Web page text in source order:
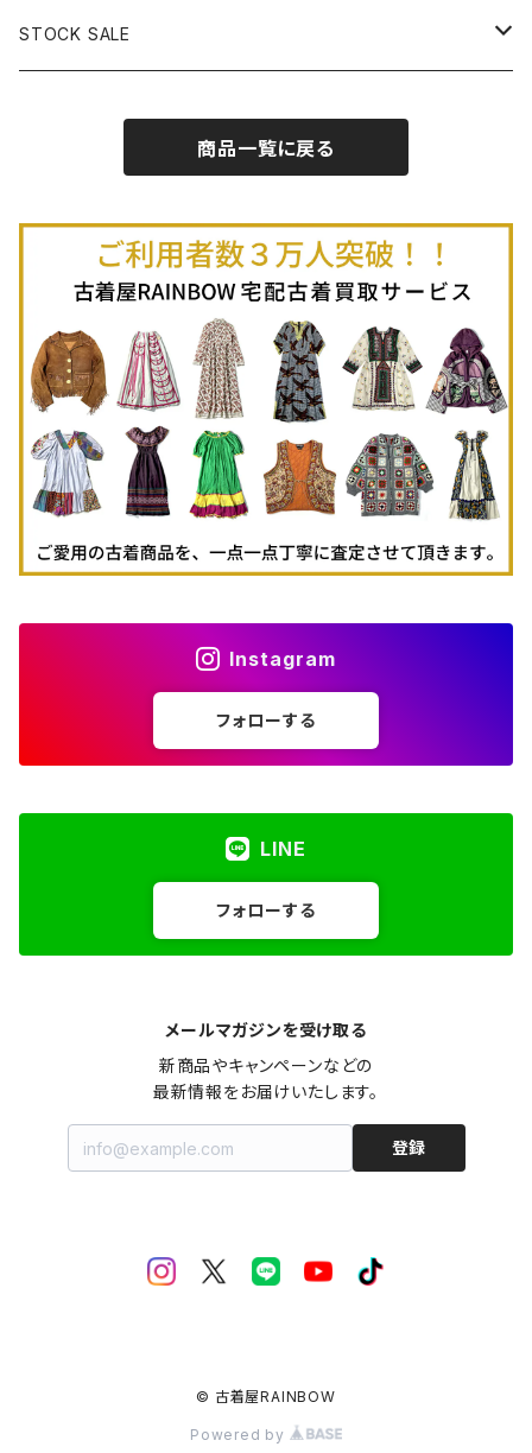
古着オーバーオール
古着半袖Ｔシャツ
古着キャミソール
古着ポロシャツ
古着長袖ポロシャツ
古着スウェット
古着パーカー
古着タンクトップ
古着ニットアウター
古着ヘビージャケット
古着羽織り
古着膝丈スカート (丈56-75cm)
古着ミニ丈スカート (丈56-75cm)
古着ロング丈パンツ
STOCK SALE
Autumn / Winter
商品一覧に戻る
Instagram
フォローする
LINE
フォローする
メールマガジンを受け取る
新商品やキャンペーンなどの
最新情報をお届けいたします。
登録
© 古着屋RAINBOW
Powered by